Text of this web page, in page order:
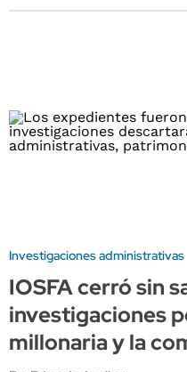
Investigaciones administrativas
IOSFA cerró sin
investigaciones
millonaria y la